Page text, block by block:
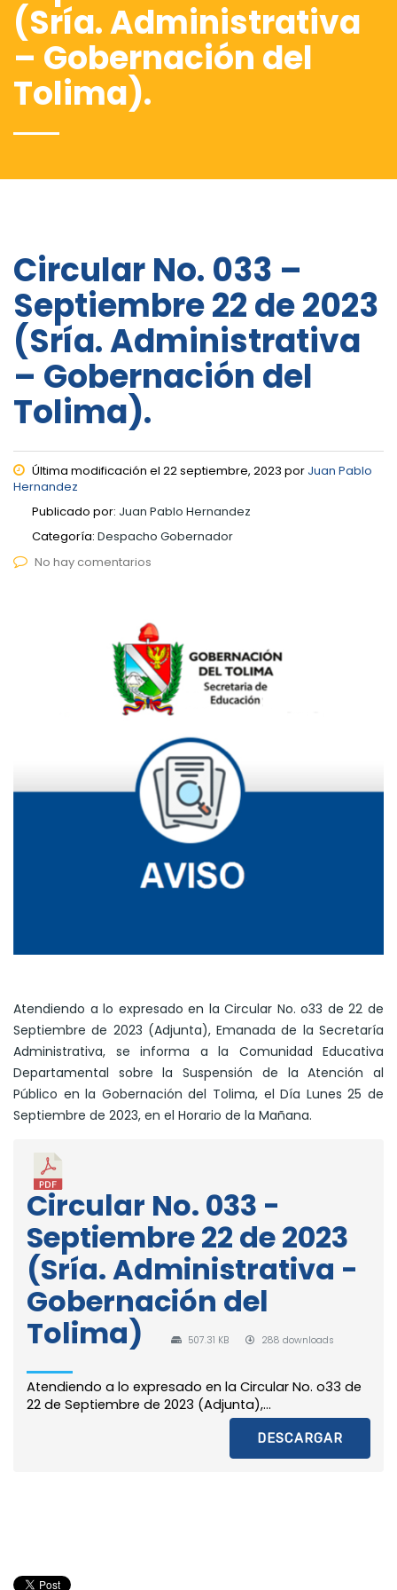
(Sría. Administrativa
– Gobernación del
Tolima).
Circular No. 033 –
Septiembre 22 de 2023
(Sría. Administrativa
– Gobernación del
Tolima).
Última modificación el 22 septiembre, 2023 por Juan Pablo
Hernandez
Publicado por: Juan Pablo Hernandez
Categoría: Despacho Gobernador
No hay comentarios
Atendiendo a lo expresado en la Circular No. o33 de 22 de
Septiembre de 2023 (Adjunta), Emanada de la Secretaría
Administrativa, se informa a la Comunidad Educativa
Departamental sobre la Suspensión de la Atención al
Público en la Gobernación del Tolima, el Día Lunes 25 de
Septiembre de 2023, en el Horario de la Mañana.
Circular No. 033 -
Septiembre 22 de 2023
(Sría. Administrativa -
Gobernación del
Tolima)
507.31 KB 288 downloads
Atendiendo a lo expresado en la Circular No. o33 de
22 de Septiembre de 2023 (Adjunta),...
DESCARGAR